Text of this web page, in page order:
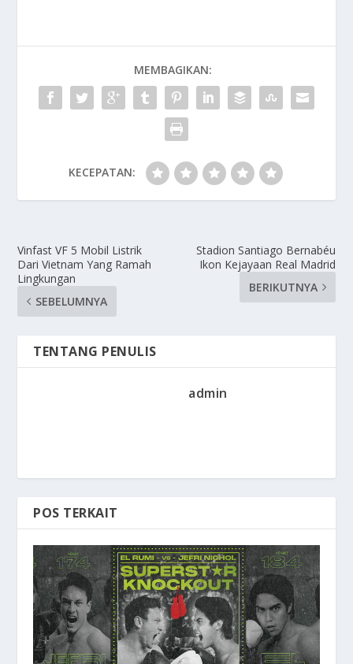
MEMBAGIKAN:
KECEPATAN:
Vinfast VF 5 Mobil Listrik
Dari Vietnam Yang Ramah
Lingkungan
SEBELUMNYA
Stadion Santiago Bernabéu
Ikon Kejayaan Real Madrid
BERIKUTNYA
TENTANG PENULIS
admin
POS TERKAIT